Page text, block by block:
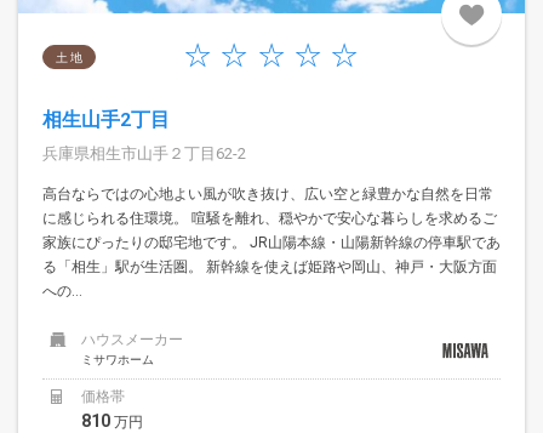
土 地
相生山手2丁目
兵庫県相生市山手２丁目62-2
高台ならではの心地よい風が吹き抜け、広い空と緑豊かな自然を日常
に感じられる住環境。 喧騒を離れ、穏やかで安心な暮らしを求めるご
家族にぴったりの邸宅地です。 JR山陽本線・山陽新幹線の停車駅であ
る「相生」駅が生活圏。 新幹線を使えば姫路や岡山、神戸・大阪方面
への...
ハウスメーカー
ミサワホーム
価格帯
810 万円